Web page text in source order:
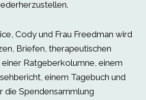
Cody und Frau Freedman wird
Briefen, therapeutischen
Ratgeberkolumne, einem
einem Tagebuch und
die Spendensammlung